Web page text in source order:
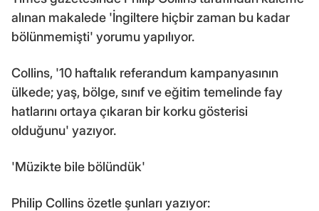
alınan makalede 'İngiltere hiçbir zaman bu kadar
bölünmemişti' yorumu yapılıyor.
Collins, '10 haftalık referandum kampanyasının
ülkede; yaş, bölge, sınıf ve eğitim temelinde fay
hatlarını ortaya çıkaran bir korku gösterisi
olduğunu' yazıyor.
'Müzikte bile bölündük'
Philip Collins özetle şunları yazıyor: